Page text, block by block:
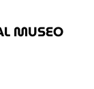
MUSEO